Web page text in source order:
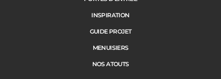
Suivant
INSPIRATION
GUIDE PROJET
MENUISIERS
NOS ATOUTS